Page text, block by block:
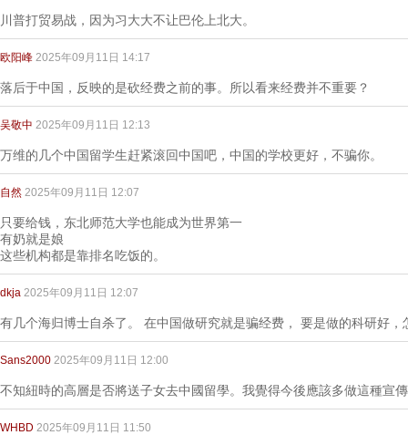
川普打贸易战，因为习大大不让巴伦上北大。
欧阳峰 2025年09月11日 14:17
落后于中国，反映的是砍经费之前的事。所以看来经费并不重要？
吴敬中 2025年09月11日 12:13
万维的几个中国留学生赶紧滚回中国吧，中国的学校更好，不骗你。
自然 2025年09月11日 12:07
只要给钱，东北师范大学也能成为世界第一
有奶就是娘
这些机构都是靠排名吃饭的。
dkja 2025年09月11日 12:07
有几个海归博士自杀了。 在中国做研究就是骗经费， 要是做的科研好，
Sans2000 2025年09月11日 12:00
不知紐時的高層是否將送子女去中國留學。我覺得今後應該多做這種宣
WHBD 2025年09月11日 11:50